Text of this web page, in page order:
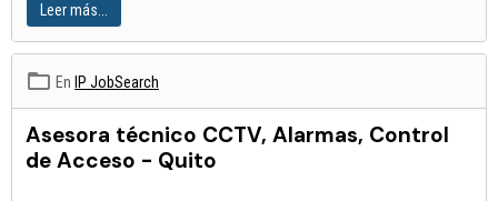
Leer más...
En IP JobSearch
Asesora técnico CCTV, Alarmas, Control
de Acceso - Quito